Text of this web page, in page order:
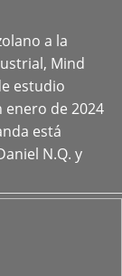
a la
Mind
estudio
enero de 2024
está
N.Q. y